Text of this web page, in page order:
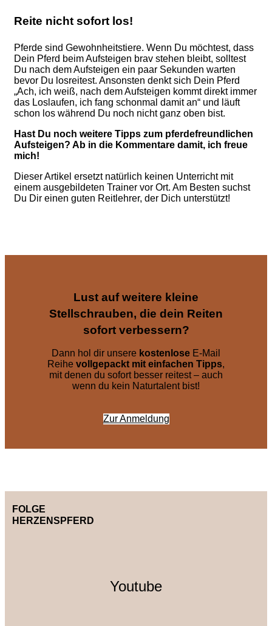
Reite nicht sofort los!
Pferde sind Gewohnheitstiere. Wenn Du möchtest, dass
Dein Pferd beim Aufsteigen brav stehen bleibt, solltest
Du nach dem Aufsteigen ein paar Sekunden warten
bevor Du losreitest. Ansonsten denkt sich Dein Pferd
„Ach, ich weiß, nach dem Aufsteigen kommt direkt immer
das Loslaufen, ich fang schonmal damit an“ und läuft
schon los während Du noch nicht ganz oben bist.
Hast Du noch weitere Tipps zum pferdefreundlichen
Aufsteigen? Ab in die Kommentare damit, ich freue
mich!
Dieser Artikel ersetzt natürlich keinen Unterricht mit
einem ausgebildeten Trainer vor Ort. Am Besten suchst
Du Dir einen guten Reitlehrer, der Dich unterstützt!
Lust auf weitere kleine
Stellschrauben, die dein Reiten
sofort verbessern?
Dann hol dir unsere kostenlose E-Mail
Reihe vollgepackt mit einfachen Tipps,
mit denen du sofort besser reitest – auch
wenn du kein Naturtalent bist!
Zur Anmeldung
FOLGE
HERZENSPFERD
Youtube